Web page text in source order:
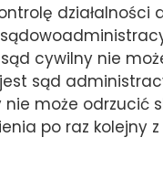
cywilny nie
sąd
może odrzucić
po raz kolejny